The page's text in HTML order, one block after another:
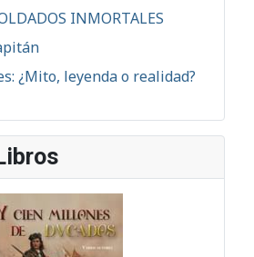
INMORTALES
¿Mito, leyenda o realidad?